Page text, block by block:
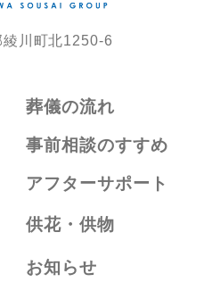
川町北1250-6
葬儀の流れ
事前相談のすすめ
アフターサポート
供花・供物
お知らせ